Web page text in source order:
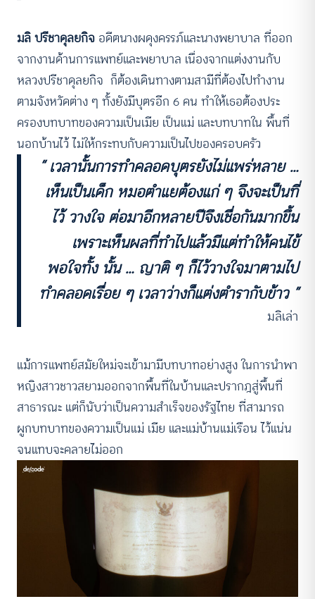
มลิ ปรีชาดุลยกิจ อดีตนางผดุงครรภ์และนางพยาบาล ที่ออก
จากงานด้านการแพทย์และพยาบาล เนื่องจากแต่งงานกับ
หลวงปรีชาดุลยกิจ ก็ต้องเดินทางตามสามีที่ต้องไปทำงาน
ตามจังหวัดต่าง ๆ ทั้งยังมีบุตรอีก 6 คน ทำให้เธอต้องประ
ครองบทบาทของความเป็นเมีย เป็นแม่ และบทบาทใน พื้นที่
นอกบ้านไว้ ไม่ให้กระทบกับความเป็นไปของครอบครัว
“ เวลานั้นการทำคลอดบุตรยังไม่แพร่หลาย …
เห็นเป็นเด็ก หมอตำแยต้องแก่ ๆ จึงจะเป็นที่
ไว้ วางใจ ต่อมาอีกหลายปีจึงเชื่อกันมากขึ้น
เพราะเห็นผลที่ทำไปแล้วมีแต่ทำให้คนไข้
พอใจทั้ง นั้น … ญาติ ๆ ก็ไว้วางใจมาตามไป
ทำคลอดเรื่อย ๆ เวลาว่างก็แต่งตำรากับข้าว ”
มลิเล่า
แม้การแพทย์สมัยใหม่จะเข้ามามีบทบาทอย่างสูง ในการนำพา
หญิงสาวชาวสยามออกจากพื้นที่ในบ้านและปรากฎสู่พื้นที่
สาธารณะ แต่ก็นับว่าเป็นความสำเร็จของรัฐไทย ที่สามารถ
ผูกบทบาทของความเป็นแม่ เมีย และแม่บ้านแม่เรือน ไว้แน่น
จนแทบจะคลายไม่ออก